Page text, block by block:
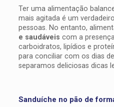
Ter uma alimentação
mais agitada é um
pessoas. No entanto,
e saudáveis com a
carboidratos, lipídios e
para conciliar com os dias
separamos deliciosas dicas
Sanduíche no pão de